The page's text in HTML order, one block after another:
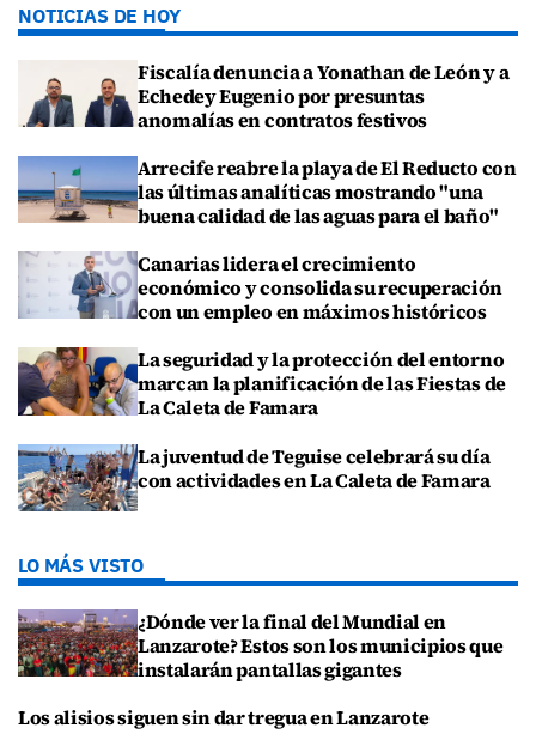
NOTICIAS DE HOY
Fiscalía denuncia a Yonathan de León y a
Echedey Eugenio por presuntas
anomalías en contratos festivos
Arrecife reabre la playa de El Reducto con
las últimas analíticas mostrando "una
buena calidad de las aguas para el baño"
Canarias lidera el crecimiento
económico y consolida su recuperación
con un empleo en máximos históricos
La seguridad y la protección del entorno
marcan la planificación de las Fiestas de
La Caleta de Famara
La juventud de Teguise celebrará su día
con actividades en La Caleta de Famara
LO MÁS VISTO
¿Dónde ver la final del Mundial en
Lanzarote? Estos son los municipios que
instalarán pantallas gigantes
Los alisios siguen sin dar tregua en Lanzarote